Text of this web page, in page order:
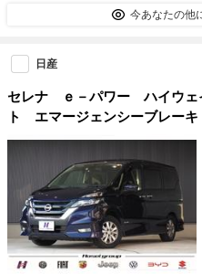
今あなたの他
日産
セレナ ｅ－パワー ハイウェ
ト エマージェンシーブレー
ロール パーイングアシスト
ラウンドビューモニター フ